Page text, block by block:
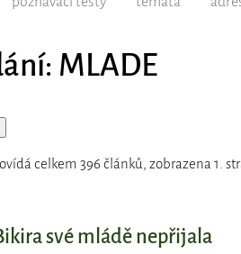
MLADE
celkem 396 článků, zobrazena 1.
své mládě nepřijala